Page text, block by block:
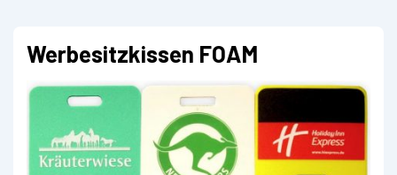
Werbesitzkissen FOAM